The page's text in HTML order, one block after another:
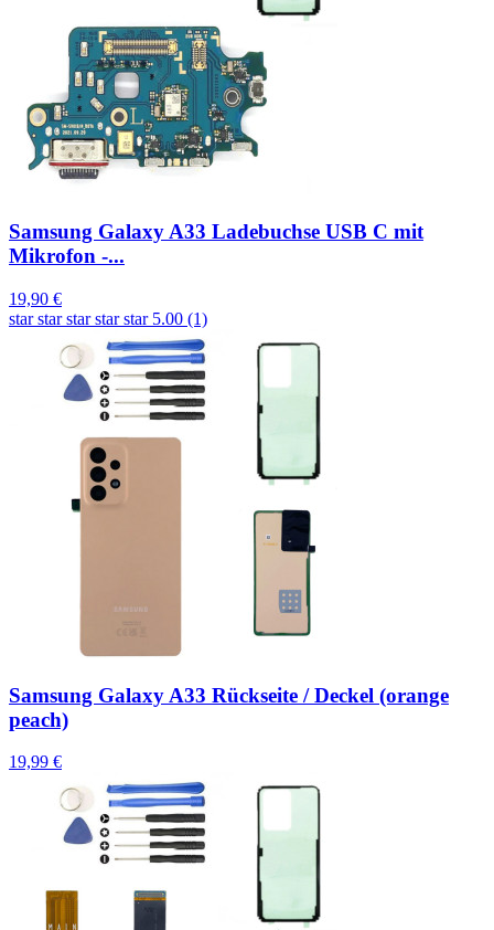
Samsung Galaxy A33 Ladebuchse USB C mit
Mikrofon -...
19,90 €
star star star star star 5.00 (1)
Samsung Galaxy A33 Rückseite / Deckel (orange
peach)
19,99 €